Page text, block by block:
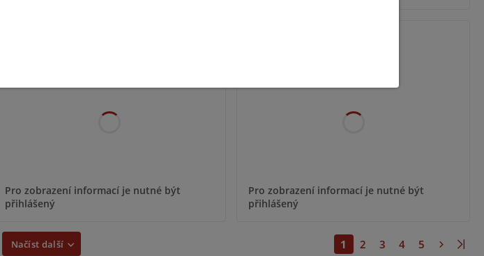
Pro zobrazení informací je nutné být
přihlášený
Pro zobrazení informací je nutné být
přihlášený
Načíst další 1 2 3 4 5